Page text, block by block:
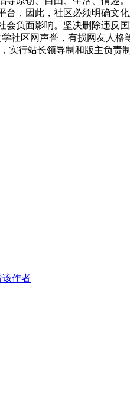
因此，社区必须明确文化
负面影响。坚决删除违反
社区网声誉，有损网友人
实行站长领导制和版主负
该作者